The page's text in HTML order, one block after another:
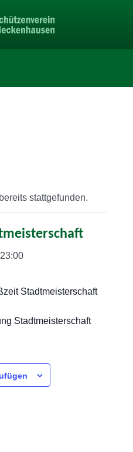
stattgefunden.
23:00
Stadtmeisterschaft
Stadtmeisterschaft